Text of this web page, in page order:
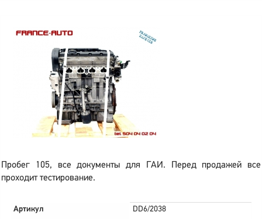
Пробег 105, все документы для ГАИ. Перед продажей все
проходит тестирование.
Артикул
DD6/2038